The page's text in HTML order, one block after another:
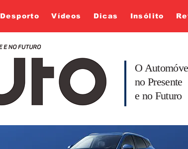
Desporto Vídeos Dicas Insólito
O
no Presente
e no Futuro